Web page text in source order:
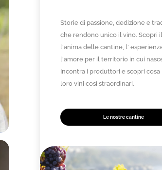
Storie di passione, dedizione e
che rendono unico il vino. Scopri
l'anima delle cantine, l'
l'amore per il territorio in cui
Incontra i produttori e scopri cosa
loro vini così straordinari.
Le nostre cantine